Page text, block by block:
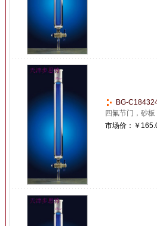
BG-
四氟节门，砂
市场价： ￥